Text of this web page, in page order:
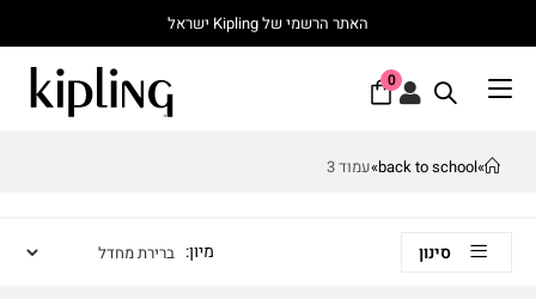
האתר הרשמי של Kipling ישראל
0
»
back to school
»עמוד 3
סינון